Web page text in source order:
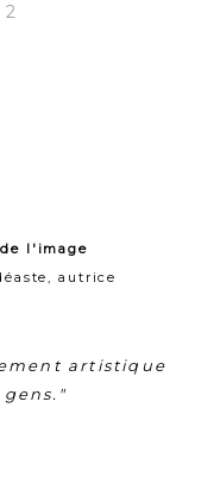
l'image
autrice
artistique